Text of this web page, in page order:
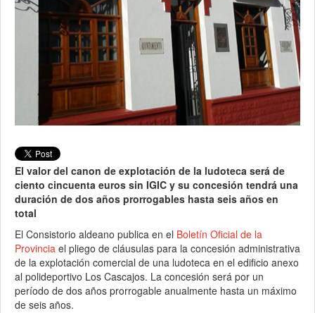
El valor del canon de explotación de la ludoteca será de
ciento cincuenta euros sin IGIC y su concesión tendrá una
duración de dos años prorrogables hasta seis años en
total
El Consistorio aldeano publica en el Boletín Oficial de la
Provincia el pliego de cláusulas para la concesión administrativa
de la explotación comercial de una ludoteca en el edificio anexo
al polideportivo Los Cascajos. La concesión será por un
período de dos años prorrogable anualmente hasta un máximo
de seis años.